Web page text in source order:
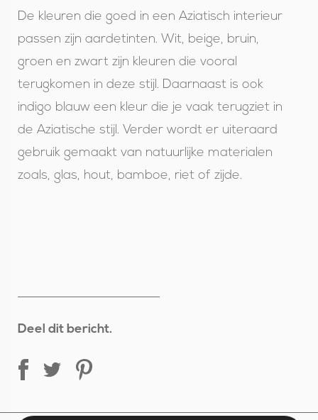
De kleuren die goed in een Aziatisch interieur
passen zijn aardetinten. Wit, beige, bruin,
groen en zwart zijn kleuren die vooral
terugkomen in deze stijl. Daarnaast is ook
indigo blauw een kleur die je vaak terugziet in
de Aziatische stijl. Verder wordt er uiteraard
gebruik gemaakt van natuurlijke materialen
zoals, glas, hout, bamboe, riet of zijde.
Deel dit bericht.